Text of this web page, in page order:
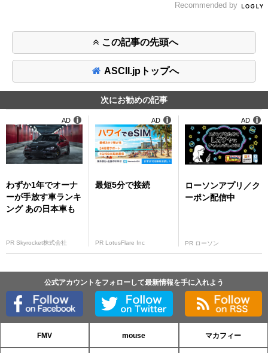
Recommended by
この記事の先頭へ
ASCII.jpトップへ
次にお勧めの記事
わずか1年でオーナ
ーが手放す車ランキ
ング あの日本車も
PR Skyrocket株式会社
AD
最短5分で接続
PR LotusFlare Inc
AD
ローソンアプリ／ク
ーポン配信中
PR ローソン
AD
公式アカウントをフォローして最新情報を手に入れよう
FMV mouse マカフィー